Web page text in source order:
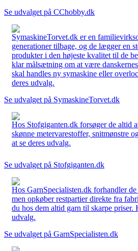
Se udvalget på CChobby.dk
SymaskineTorvet.dk er en
generationer tilbage, og de lægger en
produkter i den højeste kvalitet til de
klar målsætning om at være
skal handles ny symaskine eller
deres udvalg.
Se udvalget på SymaskineTorvet.dk
Hos Stofgiganten.dk forsøger de altid
skønne metervarestoffer, snitmønstre
at se deres udvalg.
Se udvalget på Stofgiganten.dk
Hos GarnSpecialisten.dk forhandler
men opkøber restpartier direkte fra
du hos dem altid garn til skarpe priser.
udvalg.
Se udvalget på GarnSpecialisten.dk